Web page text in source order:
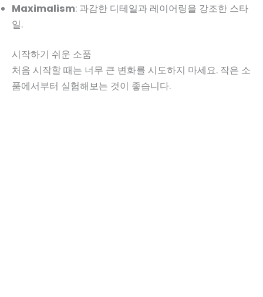
Maximalism: 과감한 디테일과 레이어링을 강조한 스타
일.
시작하기 쉬운 소품
처음 시작할 때는 너무 큰 변화를 시도하지 마세요. 작은 소
품에서부터 실험해보는 것이 좋습니다.